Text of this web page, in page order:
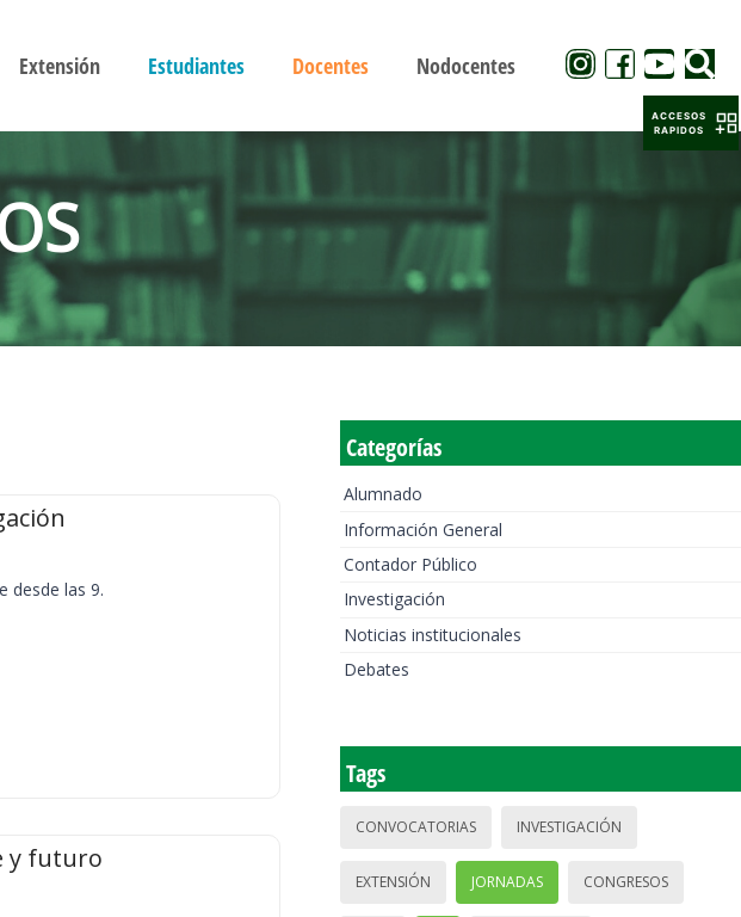
Extensión Estudiantes Docentes Nodocentes
desde las 9.
y futuro
Categorías
Alumnado
Información General
Contador Público
Investigación
Noticias institucionales
Debates
Tags
CONVOCATORIAS INVESTIGACIÓN
EXTENSIÓN JORNADAS CONGRESOS
ACCESOS
RAPIDOS